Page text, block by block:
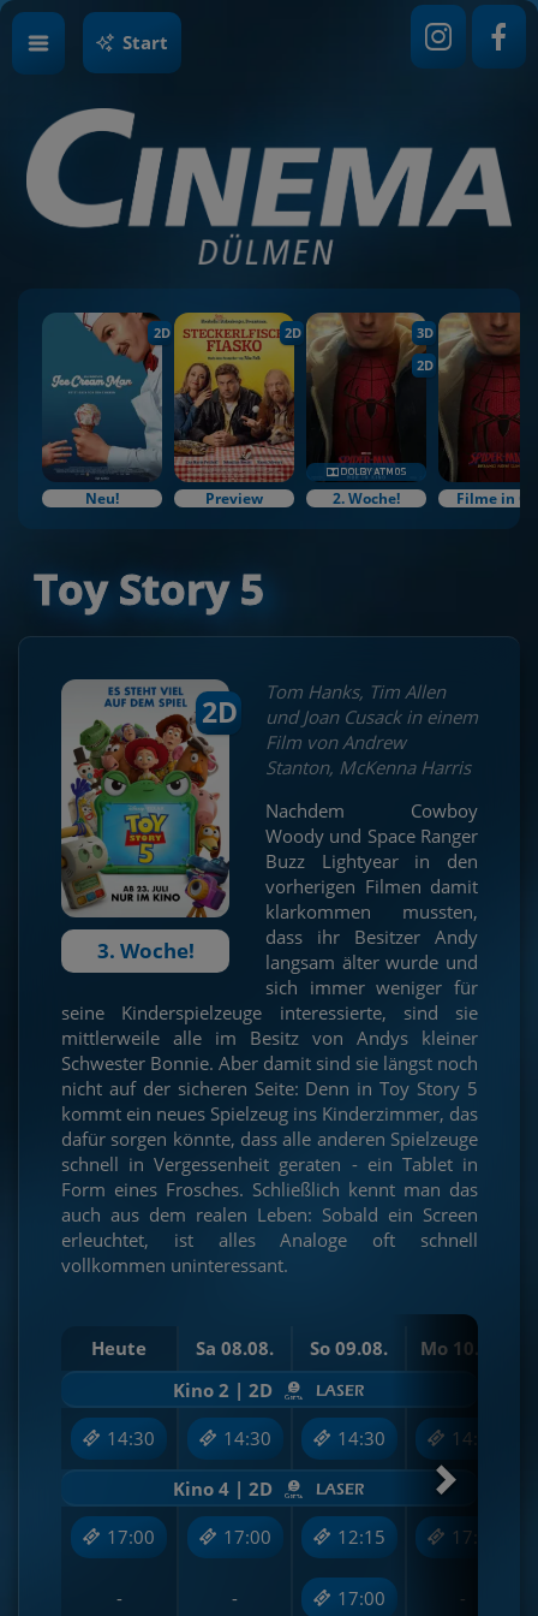
Start
2D
Neu!
2D
Preview
3D
2D
2. Woche! Filme in
Toy Story 5
2D
3. Woche!
Tom Hanks, Tim Allen
und Joan Cusack in einem
Film von Andrew
Stanton, McKenna Harris
Nachdem Cowboy
Woody und Space Ranger
Buzz Lightyear in den
vorherigen Filmen damit
klarkommen mussten,
dass ihr Besitzer Andy
langsam älter wurde und
sich immer weniger für
seine Kinderspielzeuge interessierte, sind sie
mittlerweile alle im Besitz von Andys kleiner
Schwester Bonnie. Aber damit sind sie längst noch
nicht auf der sicheren Seite: Denn in Toy Story 5
kommt ein neues Spielzeug ins Kinderzimmer, das
dafür sorgen könnte, dass alle anderen Spielzeuge
schnell in Vergessenheit geraten - ein Tablet in
Form eines Frosches. Schließlich kennt man das
auch aus dem realen Leben: Sobald ein Screen
erleuchtet, ist alles Analoge oft schnell
vollkommen uninteressant.
Heute Sa 08.08. So 09.08. Mo 10.08.
14:30 14:30 14:30 14:30
17:00 17:00 12:15 17:00
- - 17:00 -
Kino 2 | 2D
Kino 4 | 2D